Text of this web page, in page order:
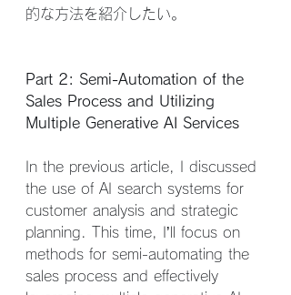
的な方法を紹介したい。
Part 2: Semi-Automation of the
Sales Process and Utilizing
Multiple Generative AI Services
In the previous article, I discussed
the use of AI search systems for
customer analysis and strategic
planning. This time, I’ll focus on
methods for semi-automating the
sales process and effectively